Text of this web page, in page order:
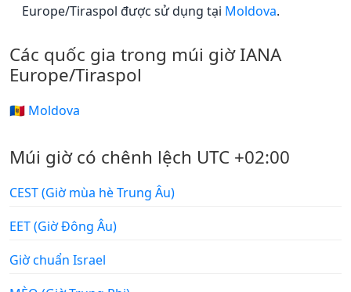
Europe/Tiraspol được sử dụng tại Moldova.
Các quốc gia trong múi giờ IANA
Europe/Tiraspol
🇲🇩 Moldova
Múi giờ có chênh lệch UTC +02:00
CEST (Giờ mùa hè Trung Âu)
EET (Giờ Đông Âu)
Giờ chuẩn Israel